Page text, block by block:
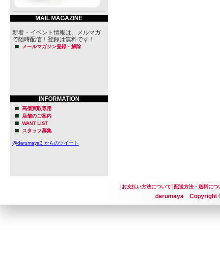
MAIL MAGAZINE
新着・イベント情報は、メルマガ
で随時配信！登録は無料です！
メールマガジン登録・解除
INFORMATION
高価買取専用
店舗のご案内
WANT LIST
スタッフ募集
@darumaya3 からのツイート
お支払い方法について│ 配送方法・送料につ
darumaya Copyright